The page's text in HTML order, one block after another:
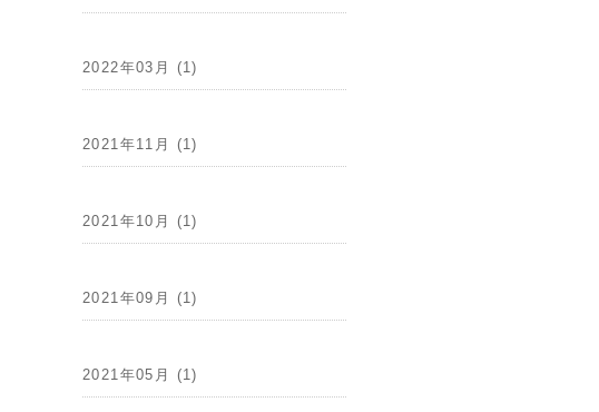
2022年03月 (1)
2021年11月 (1)
2021年10月 (1)
2021年09月 (1)
2021年05月 (1)